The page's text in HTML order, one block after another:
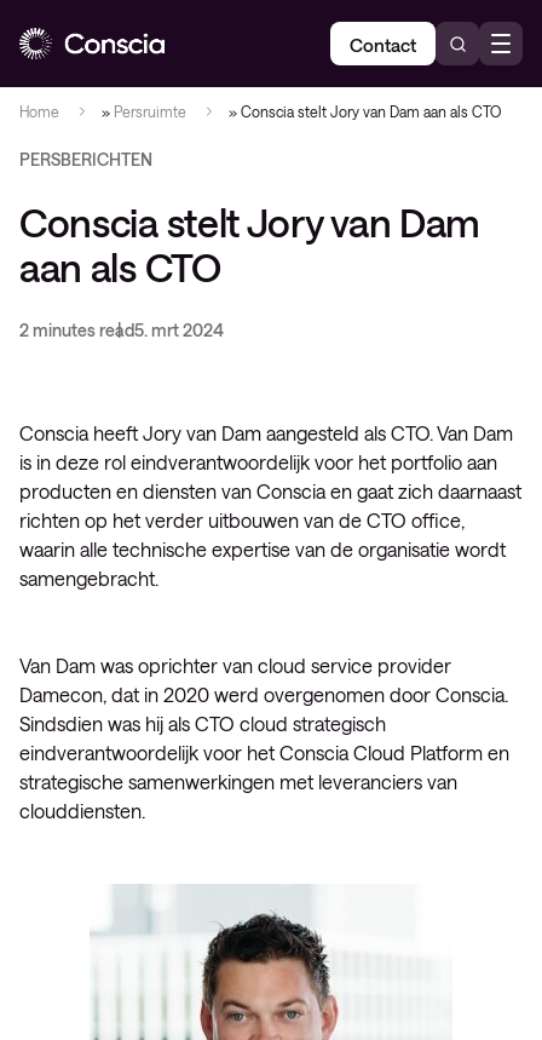
Contact
Home » Persruimte » Conscia stelt Jory van Dam aan als CTO
PERSBERICHTEN
Conscia stelt Jory van Dam
aan als CTO
2 minutes read5. mrt 2024
Conscia heeft Jory van Dam aangesteld als CTO. Van Dam
is in deze rol eindverantwoordelijk voor het portfolio aan
producten en diensten van Conscia en gaat zich daarnaast
richten op het verder uitbouwen van de CTO office,
waarin alle technische expertise van de organisatie wordt
samengebracht.
Van Dam was oprichter van cloud service provider
Damecon, dat in 2020 werd overgenomen door Conscia.
Sindsdien was hij als CTO cloud strategisch
eindverantwoordelijk voor het Conscia Cloud Platform en
strategische samenwerkingen met leveranciers van
clouddiensten.